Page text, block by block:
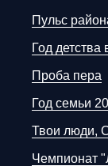
Пульс
Год детства
Проба пера
Год семьи
Твои люди,
Чемпионат